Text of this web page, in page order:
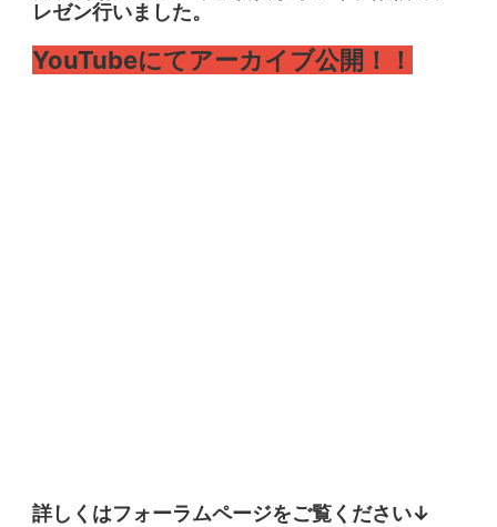
レゼン行いました。
YouTubeにてアーカイブ公開！！
詳しくはフォーラムページをご覧ください↓